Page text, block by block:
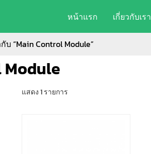
หน้าแรก เกี่ยวกับเรา
“Main Control Module”
Module
แสดง 1 รายการ